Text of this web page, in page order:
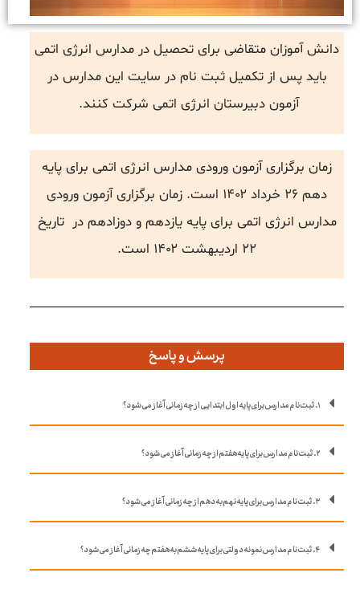
دانش آموزان متقاضی برای تحصیل در مدارس انرژی اتمی
باید پس از تکمیل ثبت نام در سایت این مدارس در
آزمون دبیرستان انرژی اتمی شرکت کنند.
زمان برگزاری آزمون ورودی مدارس انرژی اتمی برای پایه
دهم ۲۶ خرداد ۱۴۰۲ است. زمان برگزاری آزمون ورودی
مدارس انرژی اتمی برای پایه یازدهم و دوزادهم در تاریخ
۲۲ اردیبهشت ۱۴۰۲ است.
پرسش و پاسخ
۱. ثبت نام مدارس برای پایه اول ابتدایی از چه زمانی آغاز می شود؟
۲. ثبت نام مدارس برای پایه هفتم از چه زمانی آغاز می شود؟
۳. ثبت نام مدارس برای پایه نهم به دهم از چه زمانی آغاز می شود؟
۴. ثبت نام مدارس نمونه دولتی برای پایه ششم به هفتم چه زمانی آغاز می شود؟